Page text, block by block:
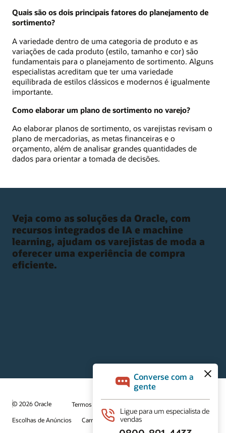
Quais são os dois principais fatores do planejamento de
sortimento?
A variedade dentro de uma categoria de produto e as
variações de cada produto (estilo, tamanho e cor) são
fundamentais para o planejamento de sortimento. Alguns
especialistas acreditam que ter uma variedade
equilibrada de estilos clássicos e modernos é igualmente
importante.
Como elaborar um plano de sortimento no varejo?
Ao elaborar planos de sortimento, os varejistas revisam o
plano de mercadorias, as metas financeiras e o
orçamento, além de analisar grandes quantidades de
dados para orientar a tomada de decisões.
Veja como as soluções da Oracle, com
recursos integrados de IA e machine
learning, ajudam os varejistas de moda a
oferecer uma experiência de compra
eficiente.
© 2026 Oracle
Termos de Uso e Privacidade
Escolhas de Anúncios
Carreiras
Inscreva-se para receber emails